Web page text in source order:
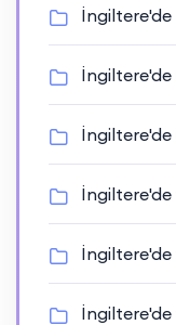
İngiltere'de
İngiltere'de
İngiltere'de
İngiltere'de